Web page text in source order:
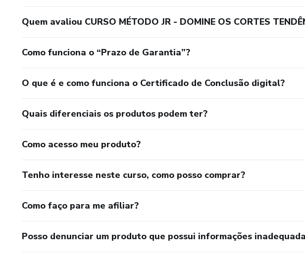
Quem avaliou CURSO MÉTODO JR - DOMINE OS CORTES
Como funciona o “Prazo de Garantia”?
O que é e como funciona o Certificado de Conclusão digital?
Quais diferenciais os produtos podem ter?
Como acesso meu produto?
Tenho interesse neste curso, como posso comprar?
Como faço para me afiliar?
Posso denunciar um produto que possui informações